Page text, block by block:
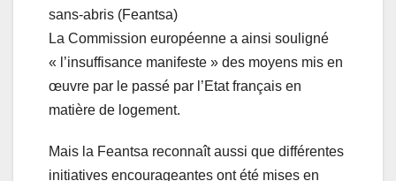
sans-abris (Feantsa)
La Commission européenne a ainsi souligné
« l’insuffisance manifeste » des moyens mis en
œuvre par le passé par l’Etat français en
matière de logement.
Mais la Feantsa reconnaît aussi que différentes
initiatives encourageantes ont été mises en